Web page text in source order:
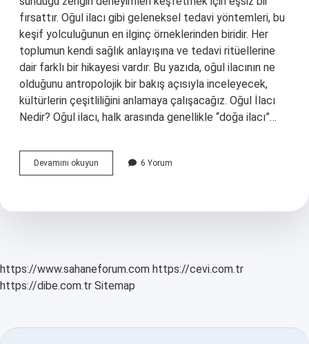
fırsattır. Oğul ilacı gibi geleneksel tedavi yöntemleri, bu
keşif yolculuğunun en ilginç örneklerinden biridir. Her
toplumun kendi sağlık anlayışına ve tedavi ritüellerine
dair farklı bir hikayesi vardır. Bu yazıda, oğul ilacının ne
olduğunu antropolojik bir bakış açısıyla inceleyecek,
kültürlerin çeşitliliğini anlamaya çalışacağız. Oğul İlacı
Nedir? Oğul ilacı, halk arasında genellikle “doğa ilacı”…
Devamını okuyun
ilacı
6 Yorum
https://www.sahaneforum.com https://cevi.com.tr
https://dibe.com.tr Sitemap